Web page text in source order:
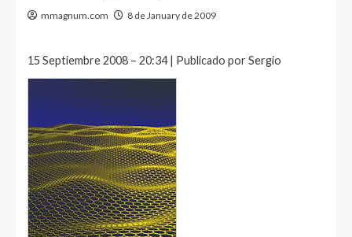
mmagnum.com 8 de January de 2009
15 Septiembre 2008 – 20:34 | Publicado por Sergio